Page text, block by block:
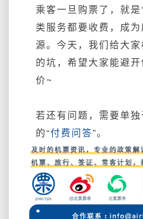
乘客一旦购票了，就
类服务都要收费，成
源。今天，我们给大
的坑，希望大家能避
价~
若还有问题，需要单
的“付费问答”。